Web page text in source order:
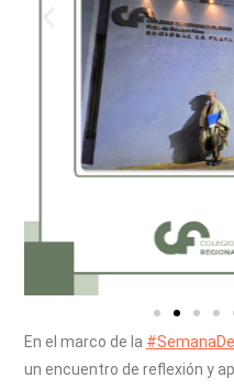
En el marco de la
un encuentro de reflexión y